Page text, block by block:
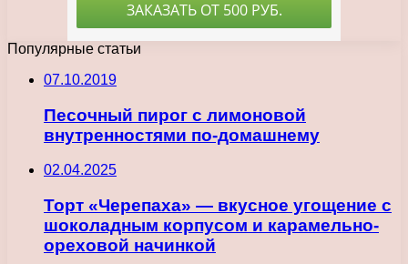
Популярные статьи
07.10.2019
Песочный пирог с лимоновой
внутренностями по-домашнему
02.04.2025
Торт «Черепаха» — вкусное угощение с
шоколадным корпусом и карамельно-
ореховой начинкой